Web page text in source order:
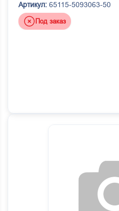
Артикул: 65115-5093063-50
Под заказ